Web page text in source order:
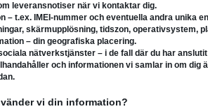
leveransnotiser när vi kontaktar dig.
– t.ex. IMEI-nummer och eventuella andra unika
skärmupplösning, tidszon, operativsystem,
– din geografiska placering.
nätverkstjänster – i de fall där du har
och informationen vi samlar in om
vi din information?